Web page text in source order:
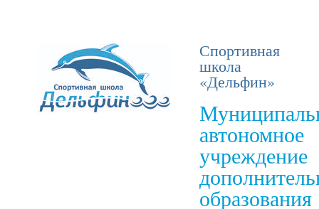
Спортивная
школа
«Дельфин»
автономное
учреждение
образования